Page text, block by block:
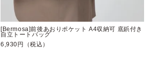
[Bermosa]前後あおりポケット A4収納可 底鋲付き
自立トートバッグ
6,930円（税込）